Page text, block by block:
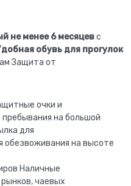
не менее 6 месяцевс
обувь для прогулок
Защита от
очки и
на большой
для
обезвоживания на высоте
Наличные
чаевых